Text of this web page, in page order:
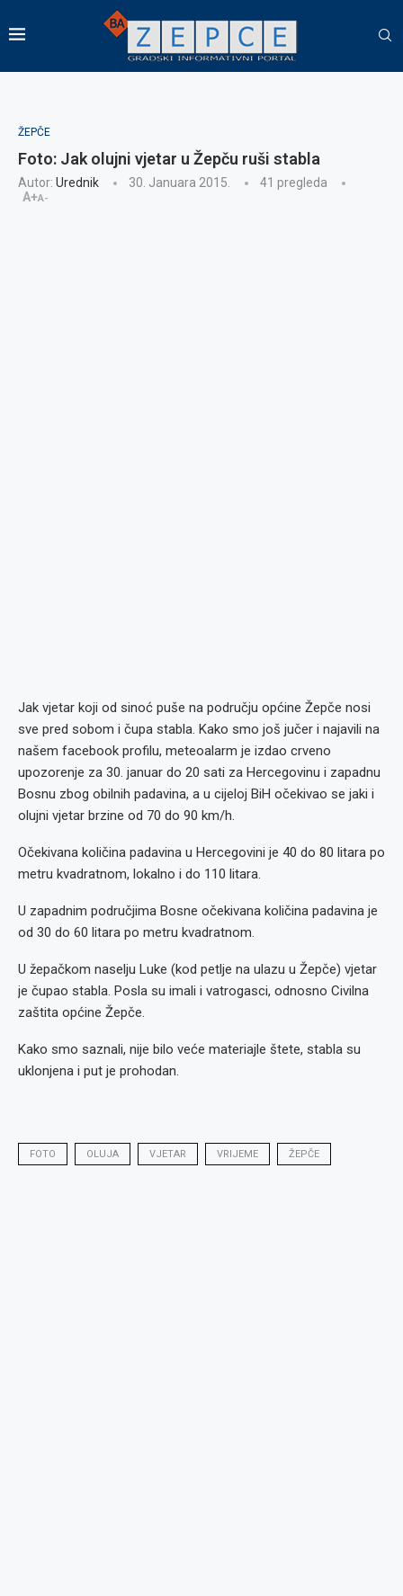
ŽEPČE
Foto: Jak olujni vjetar u Žepču ruši stabla
Autor: Urednik 30. Januara 2015. 41 pregleda
A+A-
Jak vjetar koji od sinoć puše na području općine Žepče nosi
sve pred sobom i čupa stabla. Kako smo još jučer i najavili na
našem facebook profilu, meteoalarm je izdao crveno
upozorenje za 30. januar do 20 sati za Hercegovinu i zapadnu
Bosnu zbog obilnih padavina, a u cijeloj BiH očekivao se jaki i
olujni vjetar brzine od 70 do 90 km/h.
Očekivana količina padavina u Hercegovini je 40 do 80 litara po
metru kvadratnom, lokalno i do 110 litara.
U zapadnim područjima Bosne očekivana količina padavina je
od 30 do 60 litara po metru kvadratnom.
U žepačkom naselju Luke (kod petlje na ulazu u Žepče) vjetar
je čupao stabla. Posla su imali i vatrogasci, odnosno Civilna
zaštita općine Žepče.
Kako smo saznali, nije bilo veće materiajle štete, stabla su
uklonjena i put je prohodan.
FOTO OLUJA VJETAR VRIJEME ŽEPČE